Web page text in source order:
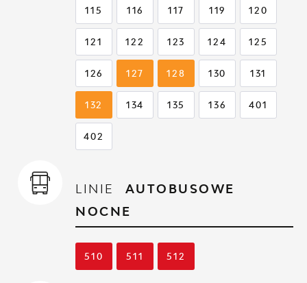
115 116 117 119 120
121 122 123 124 125
126 127 128 130 131
132 134 135 136 401
402
LINIE AUTOBUSOWE
NOCNE
510 511 512